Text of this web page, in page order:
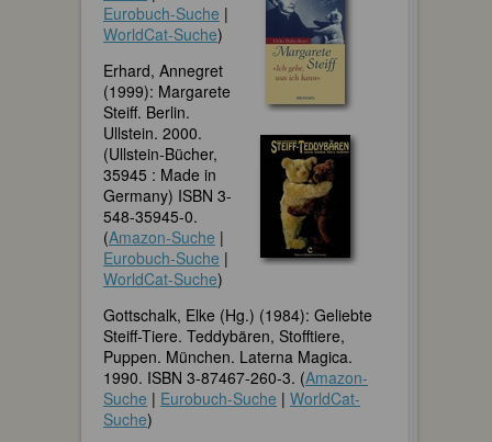
Eurobuch-Suche |
WorldCat-Suche)
Erhard, Annegret
(1999): Margarete
Steiff. Berlin.
Ullstein. 2000.
(Ullstein-Bücher,
35945 : Made in
Germany) ISBN 3-
548-35945-0.
(Amazon-Suche |
Eurobuch-Suche |
WorldCat-Suche)
Gottschalk, Elke (Hg.) (1984): Geliebte
Steiff-Tiere. Teddybären, Stofftiere,
Puppen. München. Laterna Magica.
1990. ISBN 3-87467-260-3. (Amazon-
Suche | Eurobuch-Suche | WorldCat-
Suche)